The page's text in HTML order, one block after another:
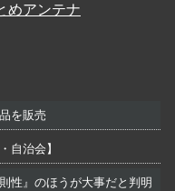
めアンテナ
を販売
自治会】
性』のほうが大事だと判明